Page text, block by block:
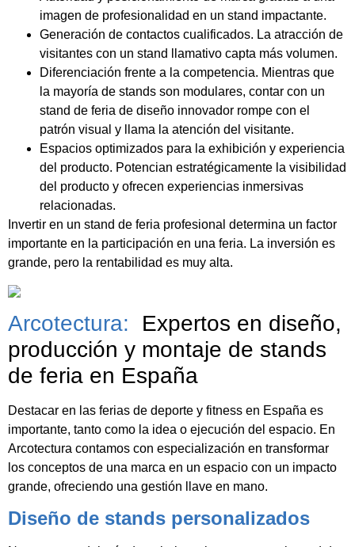
imagen de profesionalidad en un stand impactante.
Generación de contactos cualificados. La atracción de
visitantes con un stand llamativo capta más volumen.
Diferenciación frente a la competencia. Mientras que
la mayoría de stands son modulares, contar con un
stand de feria de diseño innovador rompe con el
patrón visual y llama la atención del visitante.
Espacios optimizados para la exhibición y experiencia
del producto. Potencian estratégicamente la visibilidad
del producto y ofrecen experiencias inmersivas
relacionadas.
Invertir en un stand de feria profesional determina un factor
importante en la participación en una feria. La inversión es
grande, pero la rentabilidad es muy alta.
Arcotectura:
Expertos en diseño,
producción y montaje de stands
de feria en España
Destacar en las ferias de deporte y fitness en España es
importante, tanto como la idea o ejecución del espacio. En
Arcotectura contamos con especialización en transformar
los conceptos de una marca en un espacio con un impacto
grande, ofreciendo una gestión llave en mano.
Diseño de stands personalizados